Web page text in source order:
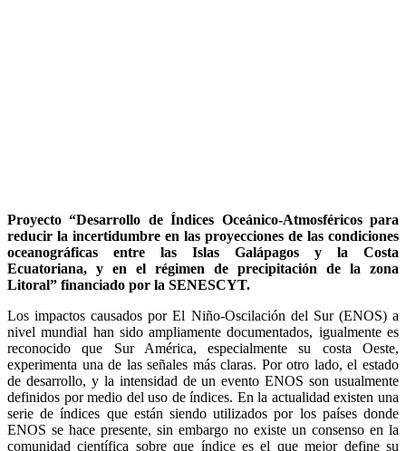
Proyecto “Desarrollo de Índices Oceánico-Atmosféricos para
reducir la incertidumbre en las proyecciones de las condiciones
oceanográficas entre las Islas Galápagos y la Costa
Ecuatoriana, y en el régimen de precipitación de la zona
Litoral” financiado por la SENESCYT.
Los impactos causados por El Niño-Oscilación del Sur (ENOS) a
nivel mundial han sido ampliamente documentados, igualmente es
reconocido que Sur América, especialmente su costa Oeste,
experimenta una de las señales más claras. Por otro lado, el estado
de desarrollo, y la intensidad de un evento ENOS son usualmente
definidos por medio del uso de índices. En la actualidad existen una
serie de índices que están siendo utilizados por los países donde
ENOS se hace presente, sin embargo no existe un consenso en la
comunidad científica sobre que índice es el que mejor define su